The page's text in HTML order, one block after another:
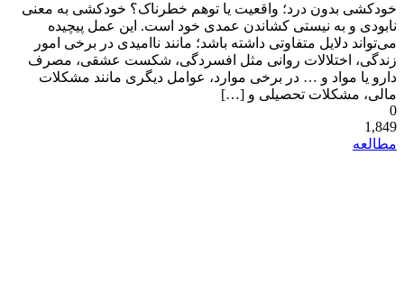
خودکشی بدون درد؛ واقعیت یا توهم خطرناک؟ خودکشی به معنی
نابودی و به نیستی کشاندن عمدی خود است. این عمل پیچیده
می‌تواند دلایل متفاوتی داشته باشد؛ مانند ناامیدی در برخی امور
زندگی، اختلالات روانی مثل افسردگی، شکست عشقی، مصرف
دارو یا مواد و … در برخی موارد، عوامل دیگری مانند مشکلات
مالی، مشکلات تحصیلی و […]
0
1,849
مطالعه